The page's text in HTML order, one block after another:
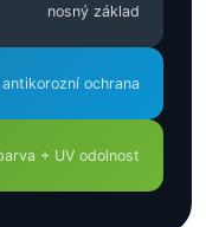
nosný základ
antikorozní ochrana
+ UV odolnost